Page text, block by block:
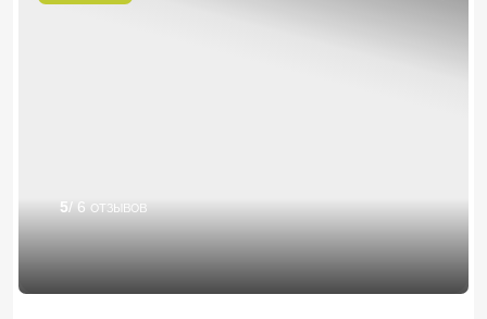
5/ 6 отзывов